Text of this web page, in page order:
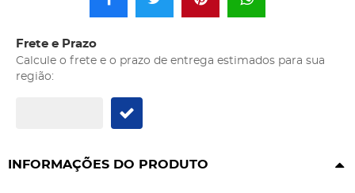
Frete e Prazo
Calcule o frete e o prazo de entrega estimados para sua
região:
INFORMAÇÕES DO PRODUTO